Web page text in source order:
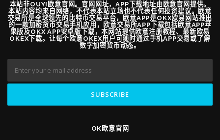
本站非OUYI欧意官网。官网网址，APP下载地址由欧意官网提供。
本站内容均来自网络，不代表本站立场也不代表任何投资建议。欧意
交易所是全球领先的比特币交易平台，欧意APP是OKX欧易网站推出
的一款加密货币交易手机应用，欧意交易所APP下载包括欧意APP苹
果版及OKX APP安卓版下载，本网站提供欧意注册教程、最新欧易
OKEX下载。让每个欧意OKEX用户可随时通过手机APP交易或了解
数字加密货币动态。
OK欧意官网